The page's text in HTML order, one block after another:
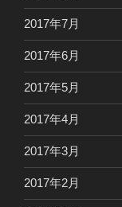
2017年7月
2017年6月
2017年5月
2017年4月
2017年3月
2017年2月